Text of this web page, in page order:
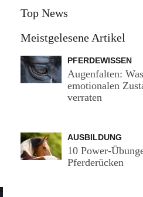
Top News
Meistgelesene Artikel
PFERDEWISSEN
Augenfalten:
emotionalen
verraten
AUSBILDUNG
10 Power-
Pferderücken